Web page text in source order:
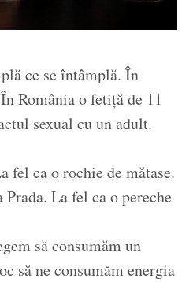
ce se întâmplă. În
România o fetiță de 11
sexual cu un adult.
fel ca o rochie de mătase.
La fel ca o pereche
să consumăm un
să ne consumăm energia